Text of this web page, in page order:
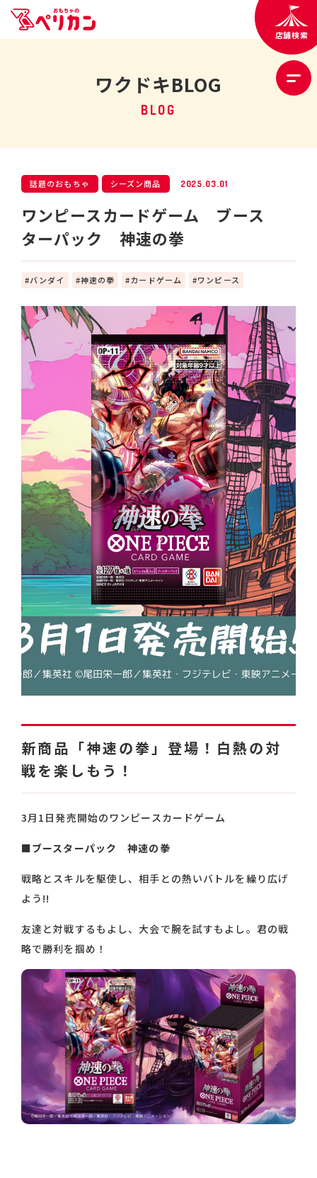
店舗検索
ワクドキBLOG
BLOG
話題のおもちゃ シーズン商品 2025.03.01
ワンピースカードゲーム ブース
ターパック 神速の拳
バンダイ 神速の拳 カードゲーム ワンピース
新商品「神速の拳」登場！白熱の対
戦を楽しもう！
3月1日発売開始のワンピースカードゲーム
■ブースターパック 神速の拳
戦略とスキルを駆使し、相手との熱いバトルを繰り広げ
よう!!
友達と対戦するもよし、大会で腕を試すもよし。君の戦
略で勝利を掴め！